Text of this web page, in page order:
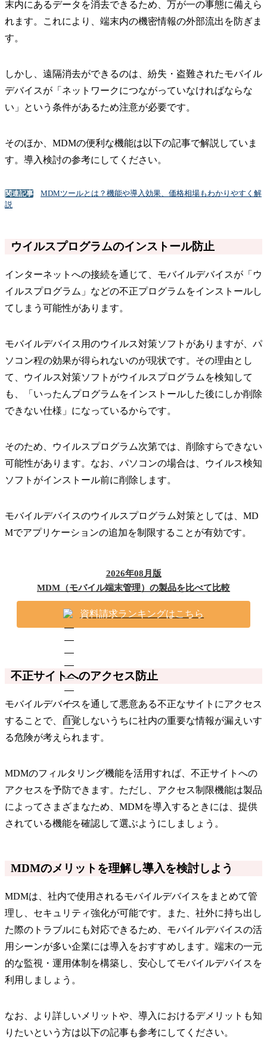
末内にあるデータを消去できるため、万が一の事態に備えら
れます。これにより、端末内の機密情報の外部流出を防ぎま
す。
しかし、遠隔消去ができるのは、紛失・盗難されたモバイル
デバイスが「ネットワークにつながっていなければならな
い」という条件があるため注意が必要です。
そのほか、MDMの便利な機能は以下の記事で解説していま
す。導入検討の参考にしてください。
関連記事
MDMツールとは？機能や導入効果、価格相場もわかりやすく解
説
ウイルスプログラムのインストール防止
インターネットへの接続を通じて、モバイルデバイスが「ウ
イルスプログラム」などの不正プログラムをインストールし
てしまう可能性があります。
モバイルデバイス用のウイルス対策ソフトがありますが、パ
ソコン程の効果が得られないのが現状です。その理由とし
て、ウイルス対策ソフトがウイルスプログラムを検知して
も、「いったんプログラムをインストールした後にしか削除
できない仕様」になっているからです。
そのため、ウイルスプログラム次第では、削除すらできない
可能性があります。なお、パソコンの場合は、ウイルス検知
ソフトがインストール前に削除します。
モバイルデバイスのウイルスプログラム対策としては、MD
Mでアプリケーションの追加を制限することが有効です。
2026年08月版
MDM（モバイル端末管理）の製品を比べて比較
資料請求ランキングはこちら
不正サイトへのアクセス防止
モバイルデバイスを通して悪意ある不正なサイトにアクセス
することで、自覚しないうちに社内の重要な情報が漏えいす
る危険が考えられます。
MDMのフィルタリング機能を活用すれば、不正サイトへの
アクセスを予防できます。ただし、アクセス制限機能は製品
によってさまざまなため、MDMを導入するときには、提供
されている機能を確認して選ぶようにしましょう。
MDMのメリットを理解し導入を検討しよう
MDMは、社内で使用されるモバイルデバイスをまとめて管
理し、セキュリティ強化が可能です。また、社外に持ち出し
た際のトラブルにも対応できるため、モバイルデバイスの活
用シーンが多い企業には導入をおすすめします。端末の一元
的な監視・運用体制を構築し、安心してモバイルデバイスを
利用しましょう。
なお、より詳しいメリットや、導入におけるデメリットも知
りたいという方は以下の記事も参考にしてください。